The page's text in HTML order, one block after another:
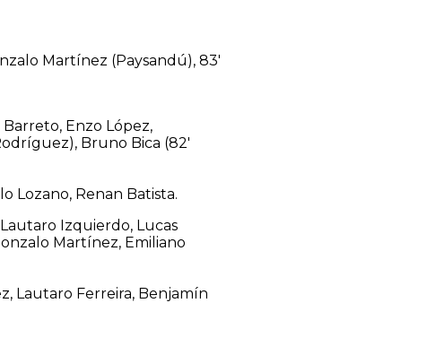
Martínez (Paysandú), 83′
Barreto, Enzo López,
Bruno Bica (82′
Lozano, Renan Batista.
Izquierdo, Lucas
Martínez, Emiliano
Lautaro Ferreira, Benjamín